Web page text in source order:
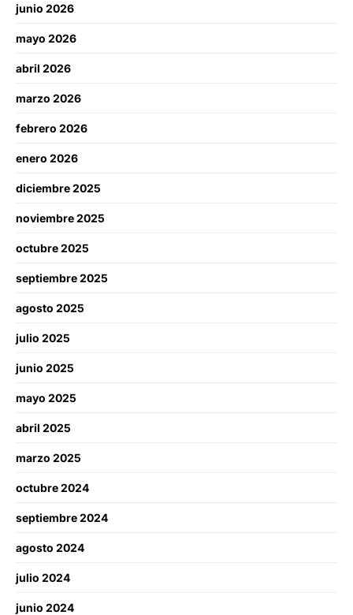
junio 2026
mayo 2026
abril 2026
marzo 2026
febrero 2026
enero 2026
diciembre 2025
noviembre 2025
octubre 2025
septiembre 2025
agosto 2025
julio 2025
junio 2025
mayo 2025
abril 2025
marzo 2025
octubre 2024
septiembre 2024
agosto 2024
julio 2024
junio 2024